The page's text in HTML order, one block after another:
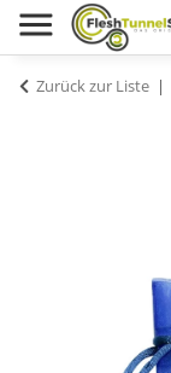
Zurück zur Liste